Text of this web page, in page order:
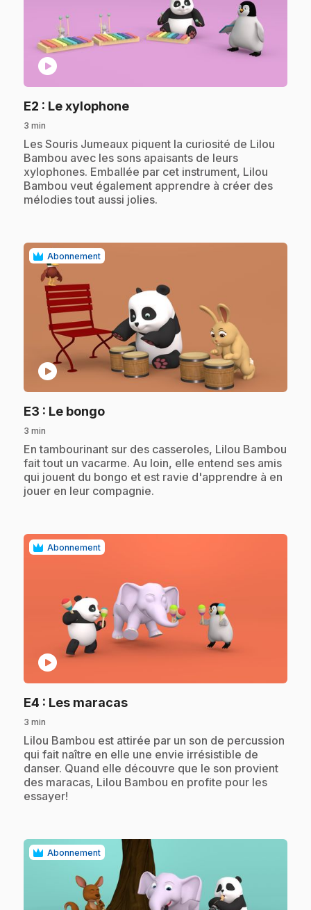
play_circle
E2 : Le xylophone.
3 min
.Les Souris Jumeaux piquent la curiosité de Lilou
Bambou avec les sons apaisants de leurs
xylophones. Emballée par cet instrument, Lilou
Bambou veut également apprendre à créer des
mélodies tout aussi jolies.
Abonnement
play_circle
E3 : Le bongo.
3 min
.En tambourinant sur des casseroles, Lilou Bambou
fait tout un vacarme. Au loin, elle entend ses amis
qui jouent du bongo et est ravie d'apprendre à en
jouer en leur compagnie.
Abonnement
play_circle
E4 : Les maracas.
3 min
.Lilou Bambou est attirée par un son de percussion
qui fait naître en elle une envie irrésistible de
danser. Quand elle découvre que le son provient
des maracas, Lilou Bambou en profite pour les
essayer!
Abonnement